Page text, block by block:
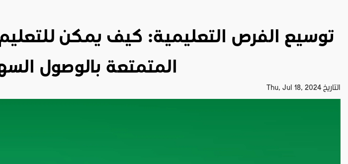
توسيع الفرص التعليمية: كيف يمكن
المتمتعة بالوصول
التاريخ Thu, Jul 18, 2024